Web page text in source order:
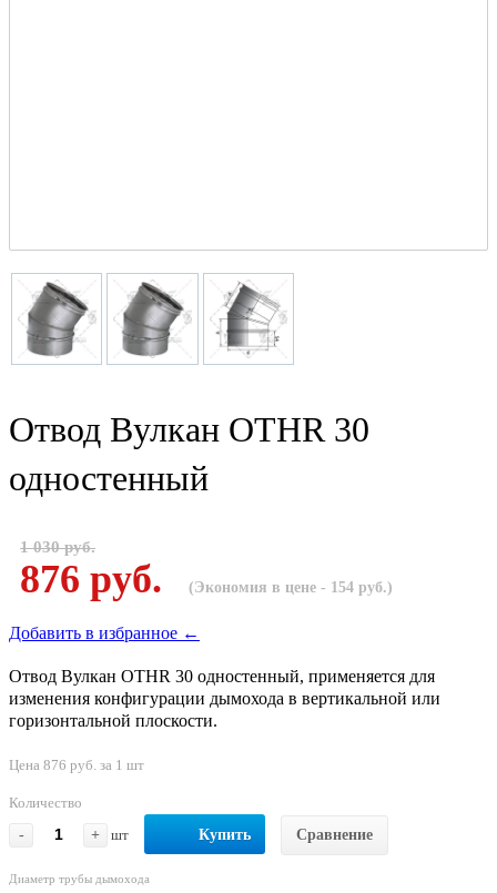
Отвод Вулкан OTHR 30
одностенный
1 030 руб.
876 руб. (Экономия в цене - 154 руб.)
Добавить в избранное ←
Отвод Вулкан OTHR 30 одностенный, применяется для
изменения конфигурации дымохода в вертикальной или
горизонтальной плоскости.
Цена 876 руб. за 1 шт
Количество
-
+ шт Купить Сравнение
Диаметр трубы дымохода